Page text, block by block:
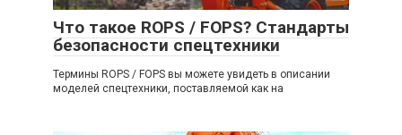
Что такое ROPS / FOPS? Стандарты
безопасности спецтехники
Термины ROPS / FOPS вы можете увидеть в описании
моделей спецтехники, поставляемой как на